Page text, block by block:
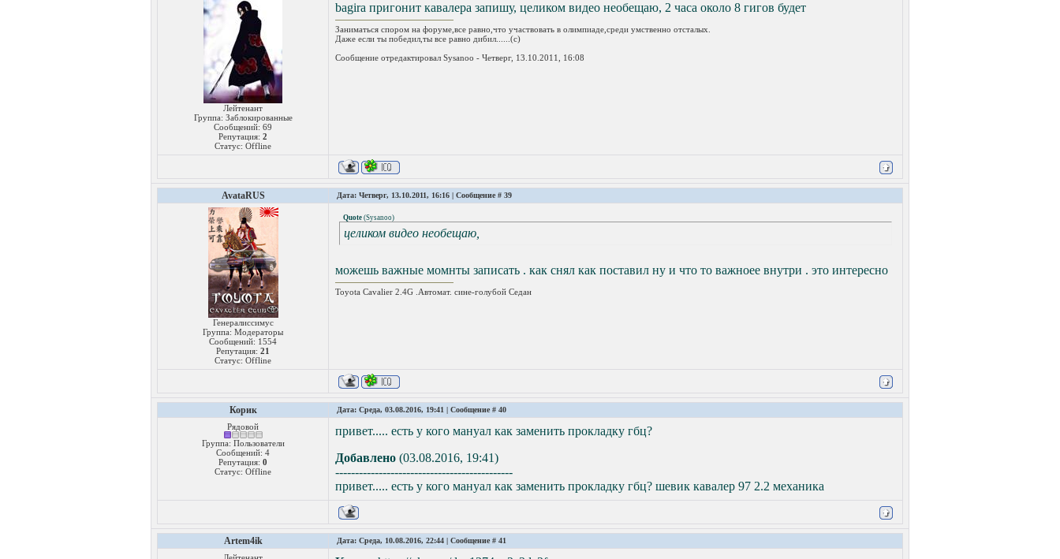
Лейтенант
Группа: Заблокированные
Сообщений: 69
Репутация: 2
Статус: Offline
bagira пригонит кавалера запишу, целиком видео необещаю, 2 часа около 8 гигов будет
Заниматься спором на форуме,все равно,что участвовать в олимпиаде,среди умственно отсталых.
Даже если ты победил,ты все равно дибил......(с)
Сообщение отредактировал Sysanoo - Четверг, 13.10.2011, 16:08
AvataRUS Дата: Четверг, 13.10.2011, 16:16 | Сообщение # 39
Генералиссимус
Группа: Модераторы
Сообщений: 1554
Репутация: 21
Статус: Offline
Quote (Sysanoo)
целиком видео необещаю,
можешь важные момнты записать . как снял как поставил ну и что то важноее внутри . это интересно
Toyota Cavalier 2.4G .Автомат. сине-голубой Седан
Корик Дата: Среда, 03.08.2016, 19:41 | Сообщение # 40
Рядовой
Группа: Пользователи
Сообщений: 4
Репутация: 0
Статус: Offline
привет..... есть у кого мануал как заменить прокладку гбц?
Добавлено (03.08.2016, 19:41)
---------------------------------------------
привет..... есть у кого мануал как заменить прокладку гбц? шевик кавалер 97 2.2 механика
Artem4ik Дата: Среда, 10.08.2016, 22:44 | Сообщение # 41